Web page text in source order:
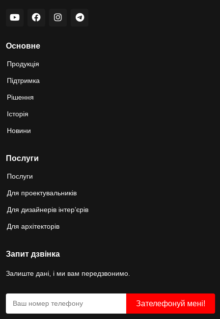
Основне
Продукція
Підтримка
Рішення
Історія
Новини
Послуги
Послуги
Для проектувальників
Для дизайнерів інтер’єрів
Для архітекторів
Запит дзвінка
Залиште дані, і ми вам передзвонимо.